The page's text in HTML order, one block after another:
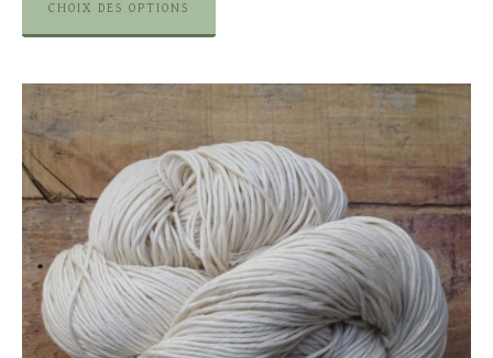
CHOIX DES OPTIONS